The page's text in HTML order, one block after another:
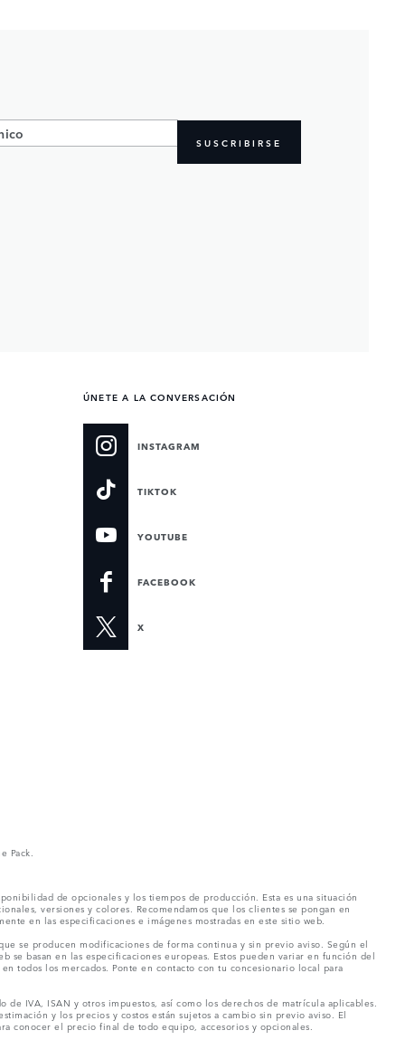
SUSCRIBIRSE
ÚNETE A LA CONVERSACIÓN
INSTAGRAM
TIKTOK
YOUTUBE
FACEBOOK
X
Pack.
de opcionales y los tiempos de producción. Esta es una situación
versiones y colores. Recomendamos que los clientes se pongan en
en las especificaciones e imágenes mostradas en este sitio web.
se producen modificaciones de forma continua y sin previo aviso. Según el
basan en las especificaciones europeas. Estos pueden variar en función del
todos los mercados. Ponte en contacto con tu concesionario local para
IVA, ISAN y otros impuestos, así como los derechos de matrícula aplicables.
y los precios y costos están sujetos a cambio sin previo aviso. El
conocer el precio final de todo equipo, accesorios y opcionales.